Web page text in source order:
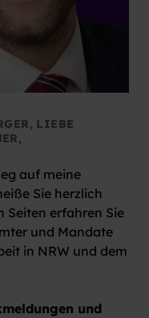
LIEBE
auf meine
Sie herzlich
Seiten erfahren Sie
und Mandate
in NRW und dem
und